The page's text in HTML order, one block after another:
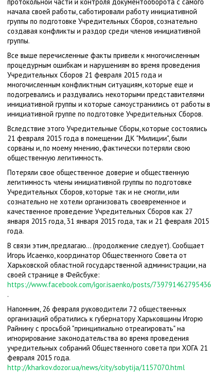
протокольной части и контроля документооборота с самого
начала своей работы, саботировали работу инициативной
группы по подготовке Учредительных Сборов, сознательно
создавая конфликты и раздор среди членов инициативной
группы.
Все выше перечисленные факты привели к многочисленным
процедурным ошибкам и нарушениям во время проведения
Учредительных Сборов 21 февраля 2015 года и
многочисленным конфликтным ситуациям, которые еще и
подогревались и раздувались некоторыми представителями
инициативной группы и которые самоустранились от работы в
инициативной группе по подготовке Учредительных Сборов.
Вследствие этого Учредительные Сборы, которые состоялись
21 февраля 2015 года в помещении ДК "Милиции", были
сорваны и, по моему мнению, фактически потеряли свою
общественную легитимность.
Потеряли свое общественное доверие и общественную
легитимность члены инициативной группы по подготовке
Учредительных Сборов, которые так и не смогли, или
сознательно не хотели организовать своевременное и
качественное проведение Учредительных Сборов как 27
января 2015 года, 31 января 2015 года, так и 21 февраля 2015
года.
В связи этим, предлагаю… (продолжение следует). Сообщает
Игорь Исаенко, координатор Общественного Совета от
Харьковской областной государственной администрации, на
своей странице в Фейсбуке:
https://www.facebook.com/igor.isaenko/posts/739791462795436
.
Напомним, 26 февраля руководители 72 общественных
организаций обратились к губернатору Харьковщины Игорю
Райнину с просьбой "принципиально отреагировать" на
игнорирование законодательства во время проведения
учредительных собраний Общественного совета при ХОГА 21
февраля 2015 года.
http://kharkov.dozor.ua/news/city/sobytija/1157070.html